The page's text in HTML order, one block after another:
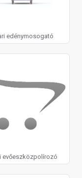
edénymosogató
evőeszközpolírozó